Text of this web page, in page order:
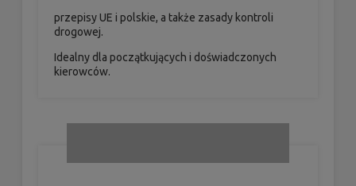
przepisy UE i polskie, a także zasady kontroli
drogowej.
Idealny dla początkujących i doświadczonych
kierowców.